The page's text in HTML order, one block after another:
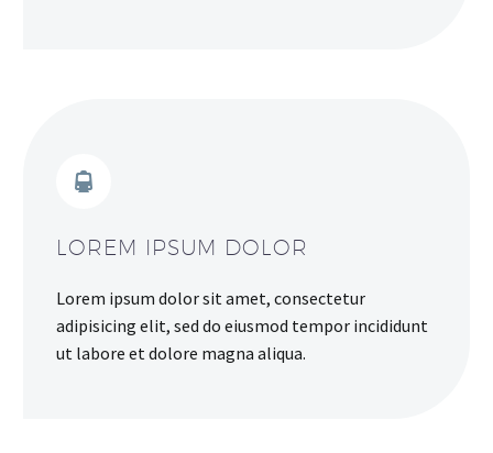


LOREM IPSUM DOLOR
Lorem ipsum dolor sit amet, consectetur
adipisicing elit, sed do eiusmod tempor incididunt
ut labore et dolore magna aliqua.